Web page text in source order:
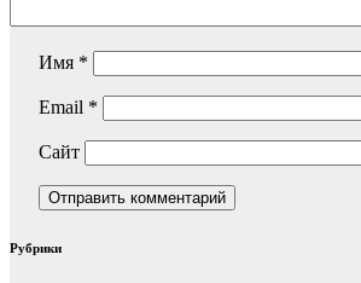
Имя *
Email *
Сайт
Рубрики